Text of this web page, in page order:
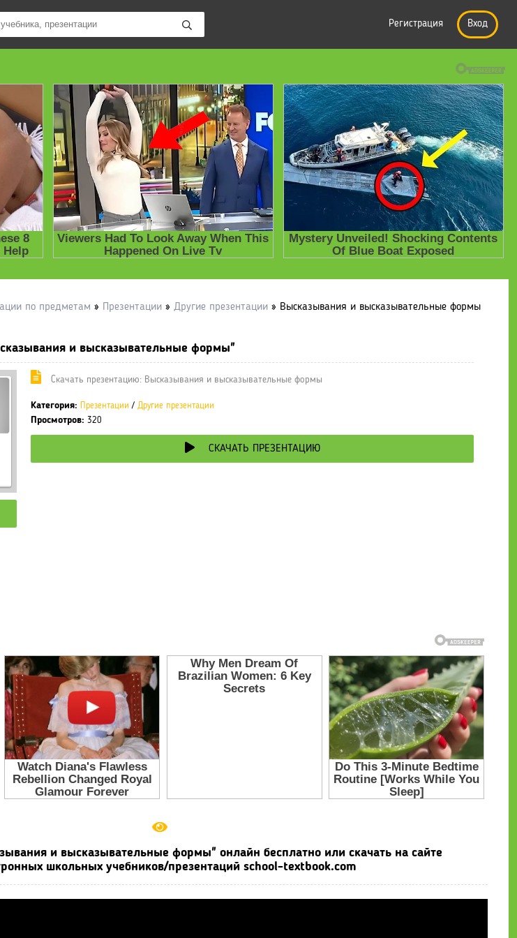
Регистрация Вход
по предметам » Презентации » Другие презентации » Высказывания и высказывательные формы
и высказывательные формы"
Cкачать презентацию: Высказывания и высказывательные формы
Категория: Презентации / Другие презентации
Просмотров: 320
СКАЧАТЬ ПРЕЗЕНТАЦИЮ
и высказывательные формы" онлайн бесплатно или скачать на сайте
школьных учебников/презентаций school-textbook.com